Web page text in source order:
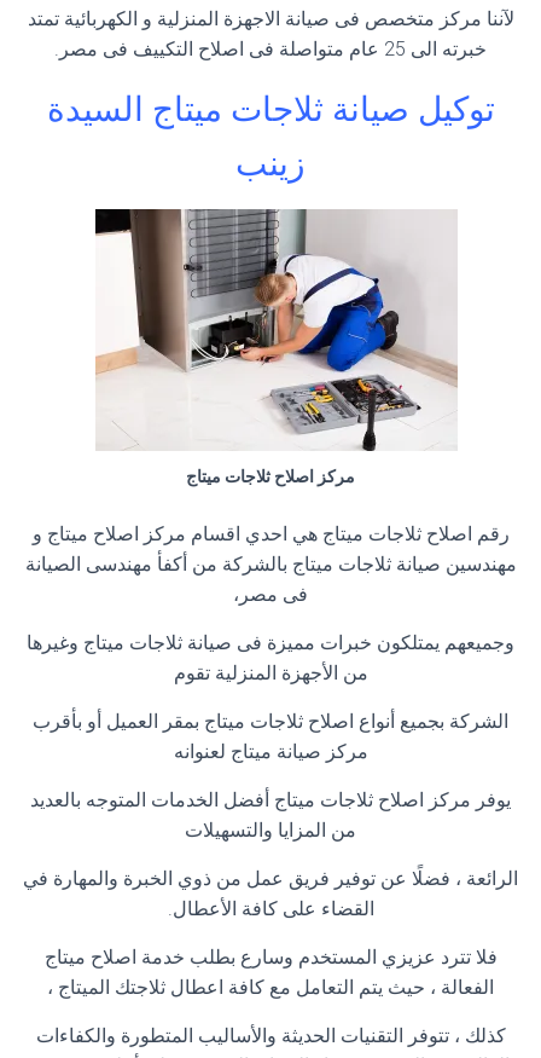
لآننا مركز متخصص فى صيانة الاجهزة المنزلية و الكهربائية تمتد
خبرته الى 25 عام متواصلة فى اصلاح التكييف فى مصر.
توكيل صيانة ثلاجات ميتاج السيدة
زينب
مركز اصلاح ثلاجات ميتاج
رقم اصلاح ثلاجات ميتاج هي احدي اقسام مركز اصلاح ميتاج و
مهندسين صيانة ثلاجات ميتاج بالشركة من أكفأ مهندسى الصيانة
فى مصر،
وجميعهم يمتلكون خبرات مميزة فى صيانة ثلاجات ميتاج وغيرها
من الأجهزة المنزلية تقوم
الشركة بجميع أنواع اصلاح ثلاجات ميتاج بمقر العميل أو بأقرب
مركز صيانة ميتاج لعنوانه
يوفر مركز اصلاح ثلاجات ميتاج أفضل الخدمات المتوجه بالعديد
من المزايا والتسهيلات
الرائعة ، فضلًا عن توفير فريق عمل من ذوي الخبرة والمهارة في
القضاء على كافة الأعطال.
فلا تترد عزيزي المستخدم وسارع بطلب خدمة اصلاح ميتاج
الفعالة ، حيث يتم التعامل مع كافة اعطال ثلاجتك الميتاج ،
كذلك ، تتوفر التقنيات الحديثة والأساليب المتطورة والكفاءات